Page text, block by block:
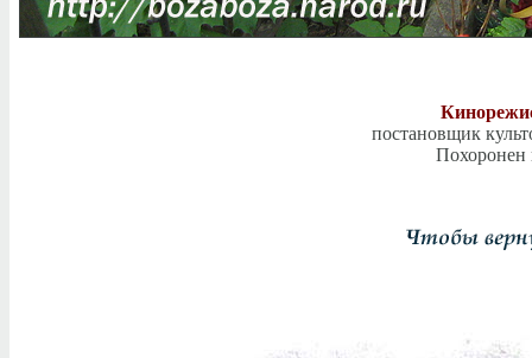
постановщик
Похоронен